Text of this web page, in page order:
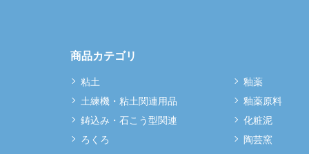
商品カテゴリ
粘土
土練機・粘土関連用品
鋳込み・石こう型関連
ろくろ
釉薬
釉薬原料
化粧泥
陶芸窯